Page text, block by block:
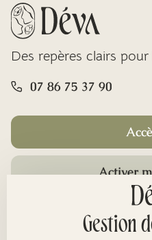
Des repères clairs
07 86 75 37 90
Activer
Gestion